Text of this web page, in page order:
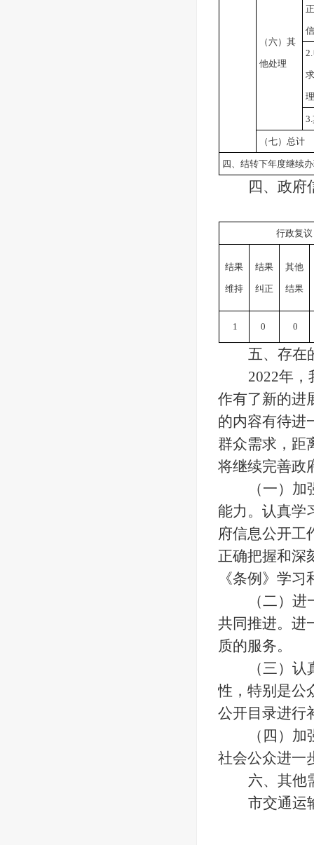
（六）其
他处理
（七）总计
四、结转下年度继续
四、政府
行政复议
结果
维持
结果
纠正
其他
结果
1 0 0
五、存在
2022年
作有了新的进
的内容有待进
群众需求，距
将继续完善政
（一） 加
能力。 认真学
府信息公开工
正确把握和深
《条例》学
（二） 进
共同推进。 进
质的服务。
（三） 认
性，特别是公
公开目录进行
（四） 加
社会公众进一
六、其他
市交通运